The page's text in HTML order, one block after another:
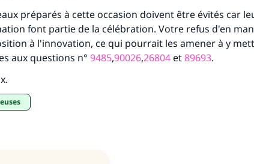
préparés à cette occasion doivent être évités car
font partie de la célébration. Votre refus d'en
à l'innovation, ce qui pourrait les amener à y
aux questions n° 9485,90026,26804 et89693.
Le Messager d'Allah (Paix sur lui) a dit:
qui indique une bonne action obtient la même
que celui qui le fait."